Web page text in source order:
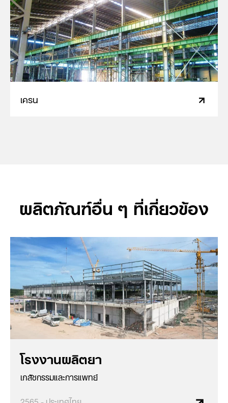
เครน
ผลิตภัณฑ์อื่น ๆ ที่เกี่ยวข้อง
โรงงานผลิตยา
เภสัชกรรมและการแพทย์